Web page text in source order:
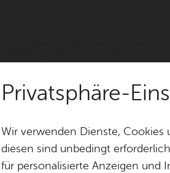
Privatsphäre-
Wir verwenden Dienste, Cookies
diesen sind unbedingt
für personalisierte Anzeigen und